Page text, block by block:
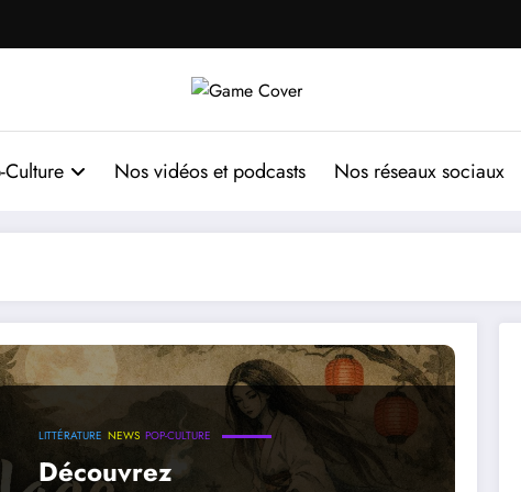
Culture Nos vidéos et podcasts Nos réseaux sociaux
LITTÉRATURE NEWS POP-CULTURE
Découvrez